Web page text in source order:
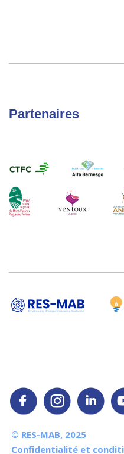
Partenaires
© RES-MAB, 2025
Confidentialité et